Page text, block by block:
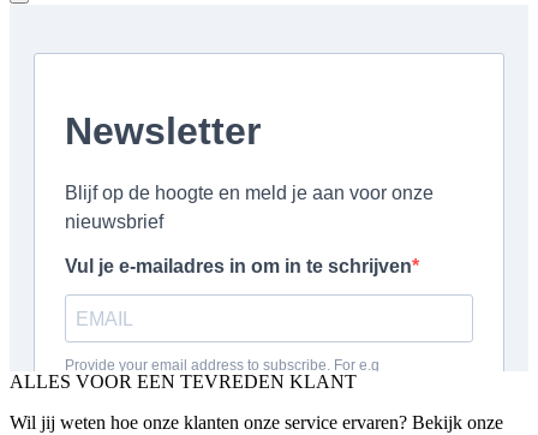
ALLES VOOR EEN TEVREDEN KLANT
Wil jij weten hoe onze klanten onze service ervaren? Bekijk onze